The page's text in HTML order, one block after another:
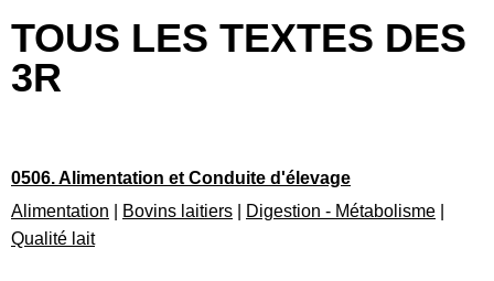
TOUS LES TEXTES DES
3R
0506. Alimentation et Conduite d'élevage
Alimentation
Bovins laitiers Digestion - Métabolisme
Qualité lait